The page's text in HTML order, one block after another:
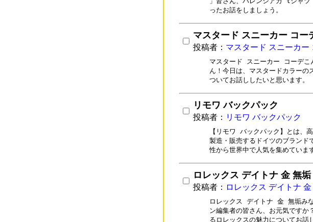
ったお話をしましょう。
マスタード スニーカー コー
投稿者： マスタード スニーカー
マスタード スニーカー コーデこ
ん！今日は、マスタードカラーの
ついてお話ししたいと思います。
リモワ バックパック
投稿者： リモワ バックパック
【リモワ バックパック】とは、
製造・販売するドイツのブランド
性から世界中で人気を集めていま
ロレックス デイトナ 金 無垢
投稿者： ロレックス デイトナ
ロレックス デイトナ 金 無垢み
ン編集者の皆さん、お元気ですか
るロレックスの魅力についてお話